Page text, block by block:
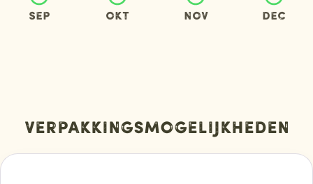
Sep Okt Nov Dec
Verpakkingsmogelijkheden